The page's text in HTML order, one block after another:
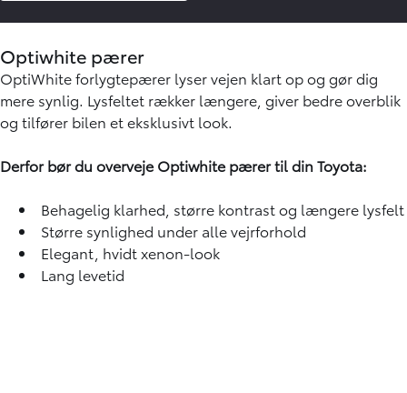
Optiwhite pærer
OptiWhite forlygtepærer lyser vejen klart op og gør dig
mere synlig. Lysfeltet rækker længere, giver bedre overblik
og tilfører bilen et eksklusivt look.
Derfor bør du overveje Optiwhite pærer til din Toyota:
Behagelig klarhed, større kontrast og længere lysfelt
Større synlighed under alle vejrforhold
Elegant, hvidt xenon-look
Lang levetid